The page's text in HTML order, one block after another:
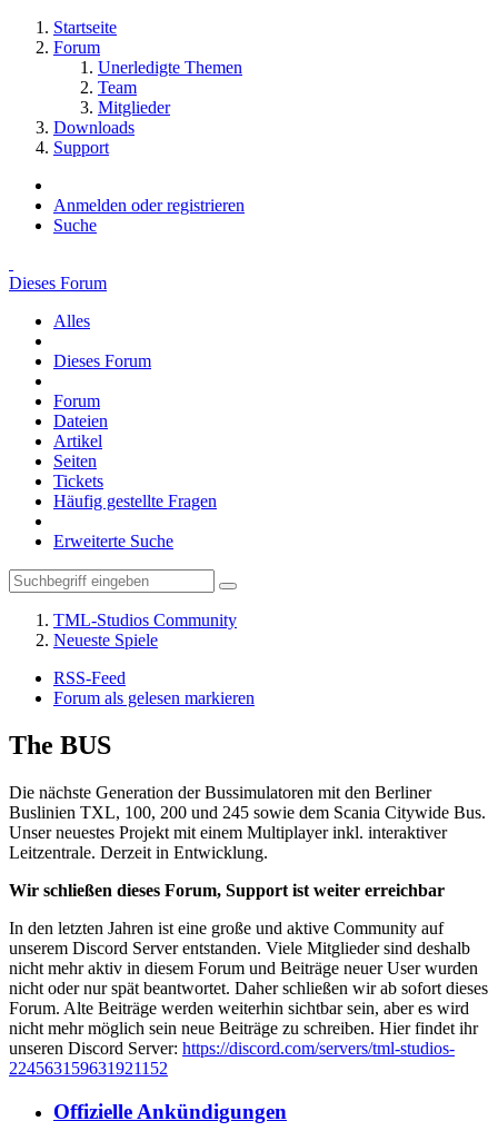
Startseite
Forum
Unerledigte Themen
Team
Mitglieder
Downloads
Support
Anmelden oder registrieren
Suche
Dieses Forum
Alles
Dieses Forum
Forum
Dateien
Artikel
Seiten
Tickets
Häufig gestellte Fragen
Erweiterte Suche
TML-Studios Community
Neueste Spiele
RSS-Feed
Forum als gelesen markieren
The BUS
Die nächste Generation der Bussimulatoren mit den Berliner
Buslinien TXL, 100, 200 und 245 sowie dem Scania Citywide Bus.
Unser neuestes Projekt mit einem Multiplayer inkl. interaktiver
Leitzentrale. Derzeit in Entwicklung.
Wir schließen dieses Forum, Support ist weiter erreichbar
In den letzten Jahren ist eine große und aktive Community auf
unserem Discord Server entstanden. Viele Mitglieder sind deshalb
nicht mehr aktiv in diesem Forum und Beiträge neuer User wurden
nicht oder nur spät beantwortet. Daher schließen wir ab sofort dieses
Forum. Alte Beiträge werden weiterhin sichtbar sein, aber es wird
nicht mehr möglich sein neue Beiträge zu schreiben. Hier findet ihr
unseren Discord Server: https://discord.com/servers/tml-studios-
224563159631921152
Offizielle Ankündigungen